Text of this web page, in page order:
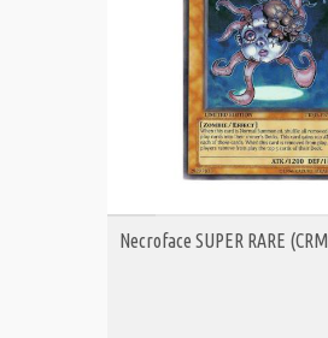
ΑΓΟΡΑ
Necroface SUPER RARE